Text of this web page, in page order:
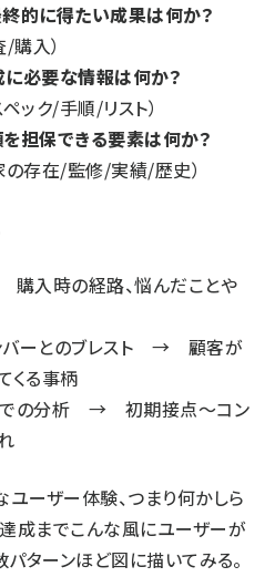
的に得たい成果は何か？
購入）
必要な情報は何か？
ック/手順/リスト）
担保できる要素は何か？
の存在/監修/実績/歴史）
入時の経路、悩んだことや
バーとのブレスト → 顧客が
くる事柄
での分析 → 初期接点～コン
ーザー体験、つまり何かしら
成までこんな風にユーザーが
パターンほど図に描いてみる。